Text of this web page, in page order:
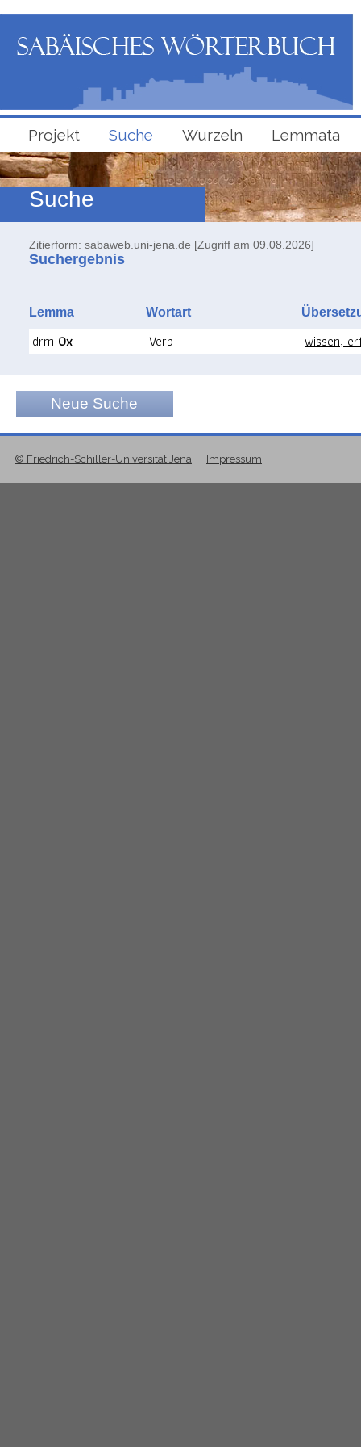
Projekt Suche Wurzeln Lemmata
Suche
Zitierform: sabaweb.uni-jena.de [Zugriff am 09.08.2026]
Suchergebnis
Lemma Wortart
drm 0x Verb wissen,
Neue Suche
© Friedrich-Schiller-Universität Jena Impressum